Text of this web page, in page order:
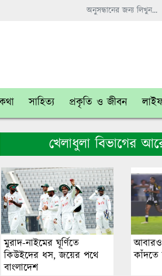
সাহিত্য প্রকৃতি ও জীবন
খেলাধুলা বিভাগের
মুরাদ-নাইমের ঘূর্ণিতে
কিউইদের ধস, জয়ের পথে
বাংলাদেশ
কাঁদতে